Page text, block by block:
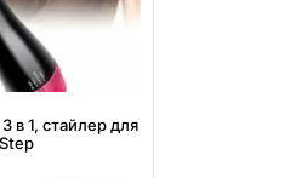
в 1, стайлер для